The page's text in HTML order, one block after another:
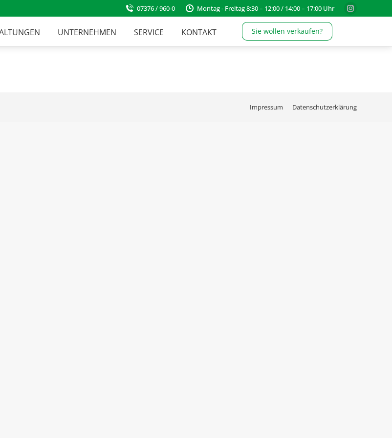
07376 / 960-0 Montag - Freitag 8:30 – 12:00 / 14:00 – 17:00 Uhr
Instagram
UNTERNEHMEN SERVICE KONTAKT Sie wollen verkaufen?
Impressum Datenschutzerklärung